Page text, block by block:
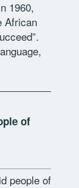
1960,
African
of
people of